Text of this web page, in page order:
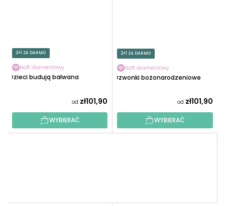
2+1 ZA DARMO
Haft diamentowy
Dzieci budują bałwana
od zł101,90
WYBIERAĆ
2+1 ZA DARMO
Haft diamentowy
Dzwonki bożonarodzeniowe
od zł101,90
WYBIERAĆ